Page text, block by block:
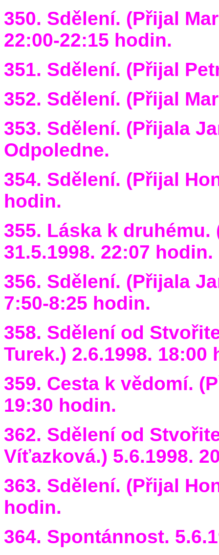
350. Sdělení. (Přijal
22:00-22:15 hodin.
351. Sdělení. (Přijal
352. Sdělení. (Přijal
353. Sdělení. (Přijala
Odpoledne.
354. Sdělení. (Přijal
hodin.
355. Láska k druhému.
31.5.1998. 22:07 hodin.
356. Sdělení. (Přijala
7:50-8:25 hodin.
358. Sdělení od
Turek.) 2.6.1998. 18:00
359. Cesta k vědomí.
19:30 hodin.
362. Sdělení od
Víťazková.) 5.6.1998.
363. Sdělení. (Přijal
hodin.
364. Spontánnost.